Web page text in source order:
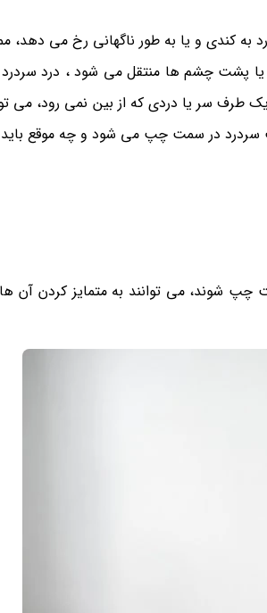
به کندی و یا به طور ناگهانی رخ می
پشت چشم ها منتقل می شود ، درد سردرد
سر یا دردی که از بین نمی رود، می
سردرد در سمت چپ می شود و چه موقع
شوند، می توانند به متمایز کردن آن